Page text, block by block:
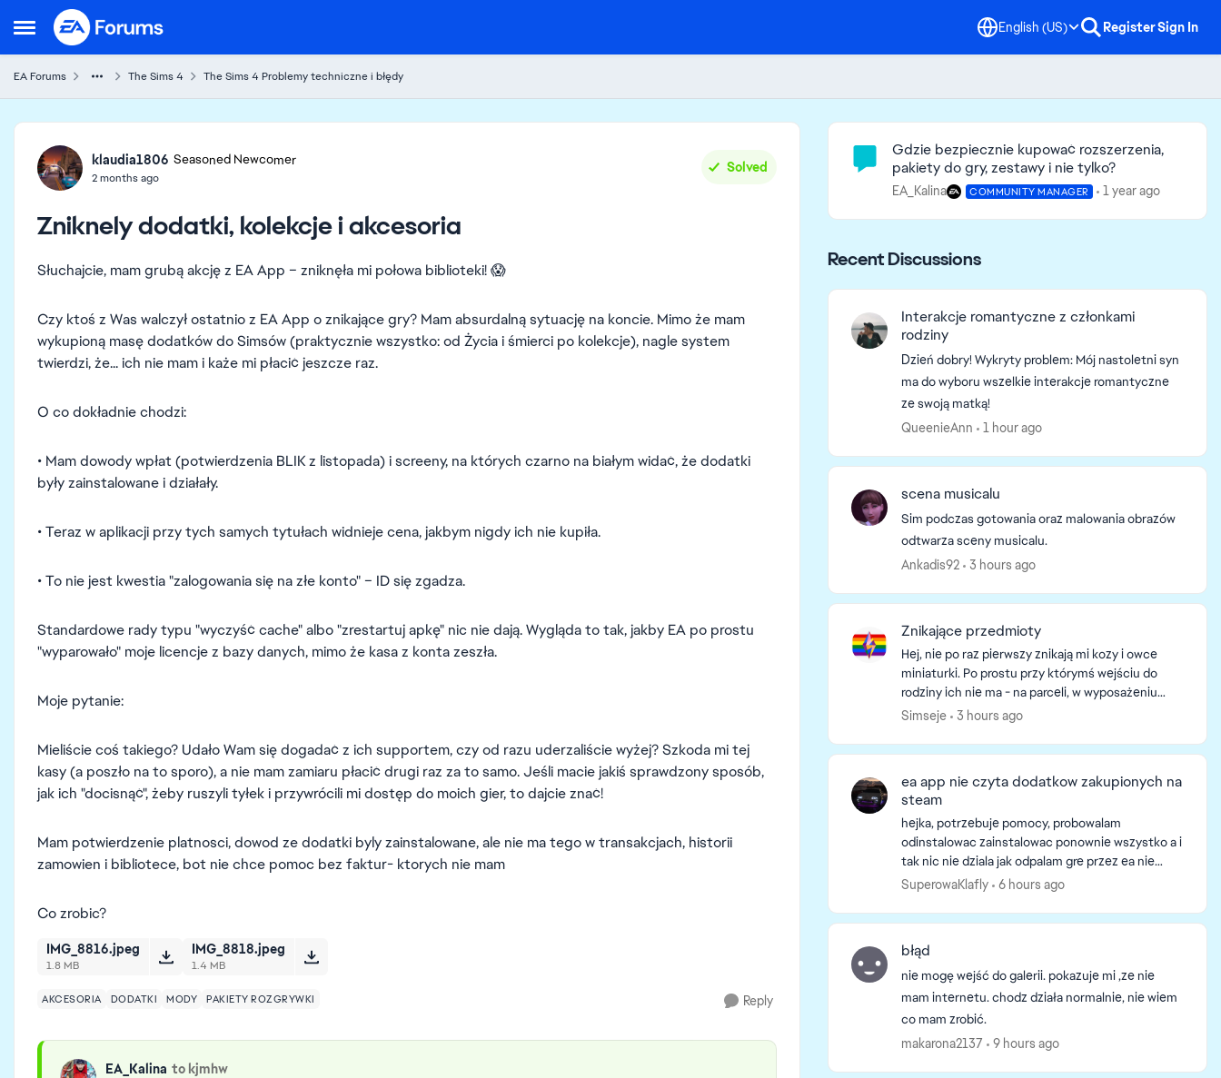
Open Side Menu
Skip to content English (US) RegisterSign In
EA Forums The Sims 4 The Sims 4 Problemy techniczne i błędy
Forum Discussion
klaudia1806 Seasoned Newcomer
2 months ago
Solved
Zniknely dodatki, kolekcje i akcesoria
Słuchajcie, mam grubą akcję z EA App – zniknęła mi połowa biblioteki! 😱
Czy ktoś z Was walczył ostatnio z EA App o znikające gry? Mam absurdalną sytuację na koncie. Mimo że mam
wykupioną masę dodatków do Simsów (praktycznie wszystko: od Życia i śmierci po kolekcje), nagle system
twierdzi, że... ich nie mam i każe mi płacić jeszcze raz.
O co dokładnie chodzi:
• Mam dowody wpłat (potwierdzenia BLIK z listopada) i screeny, na których czarno na białym widać, że dodatki
były zainstalowane i działały.
• Teraz w aplikacji przy tych samych tytułach widnieje cena, jakbym nigdy ich nie kupiła.
• To nie jest kwestia "zalogowania się na złe konto" – ID się zgadza.
Standardowe rady typu "wyczyść cache" albo "zrestartuj apkę" nic nie dają. Wygląda to tak, jakby EA po prostu
"wyparowało" moje licencje z bazy danych, mimo że kasa z konta zeszła.
Moje pytanie:
Mieliście coś takiego? Udało Wam się dogadać z ich supportem, czy od razu uderzaliście wyżej? Szkoda mi tej
kasy (a poszło na to sporo), a nie mam zamiaru płacić drugi raz za to samo. Jeśli macie jakiś sprawdzony sposób,
jak ich "docisnąć", żeby ruszyli tyłek i przywrócili mi dostęp do moich gier, to dajcie znać!
Mam potwierdzenie platnosci, dowod ze dodatki byly zainstalowane, ale nie ma tego w transakcjach, historii
zamowien i bibliotece, bot nie chce pomoc bez faktur- ktorych nie mam
Co zrobic?
IMG_8816.jpeg
1.8 MB
IMG_8818.jpeg
1.4 MB
AKCESORIA DODATKI MODY PAKIETY ROZGRYWKI Reply
EA_Kalina to kjmhw
Community Highlights
Gdzie bezpiecznie kupować rozszerzenia,
pakiety do gry, zestawy i nie tylko?
EA_Kalina COMMUNITY MANAGER 1 year ago
Recent Discussions
Interakcje romantyczne z członkami
rodziny
Dzień dobry! Wykryty problem: Mój nastoletni syn
ma do wyboru wszelkie interakcje romantyczne
ze swoją matką!
QueenieAnn
1 hour ago
scena musicalu
Sim podczas gotowania oraz malowania obrazów
odtwarza sceny musicalu.
Ankadis92
3 hours ago
Znikające przedmioty
Hej, nie po raz pierwszy znikają mi kozy i owce
miniaturki. Po prostu przy którymś wejściu do
rodziny ich nie ma - na parceli, w wyposażeniu
simów czy wyposażeniu rodziny.\ Ponadto dzisiaj,
Simseje 3 hours ago
ea app nie czyta dodatkow zakupionych na
steam
hejka, potrzebuje pomocy, probowalam
odinstalowac zainstalowac ponownie wszystko a i
tak nic nie dziala jak odpalam gre przez ea nie
czyta mi dodatkow ze steama i na odwrot :C
SuperowaKlafly 6 hours ago
błąd
nie mogę wejść do galerii. pokazuje mi ,ze nie
mam internetu. chodz działa normalnie, nie wiem
co mam zrobić.
makarona2137
9 hours ago